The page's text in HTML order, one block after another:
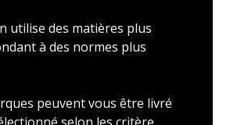
utilise des matières plus
à des normes plus
peuvent vous être livré